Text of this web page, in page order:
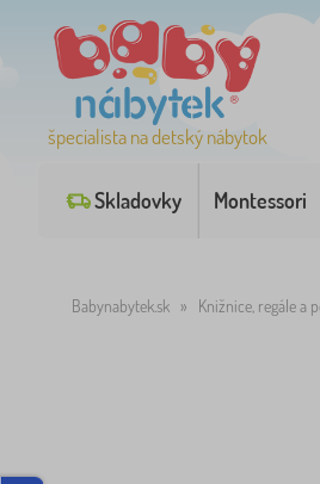
špecialista na detský nábytok
Skladovky Montessori
Babynabytek.sk » Knižnice, regále a